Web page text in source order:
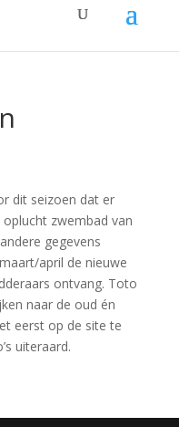
dit seizoen dat er
zwembad van
gegevens
april de nieuwe
ontvang. Toto
naar de oud én
eerst op de site te
uiteraard.